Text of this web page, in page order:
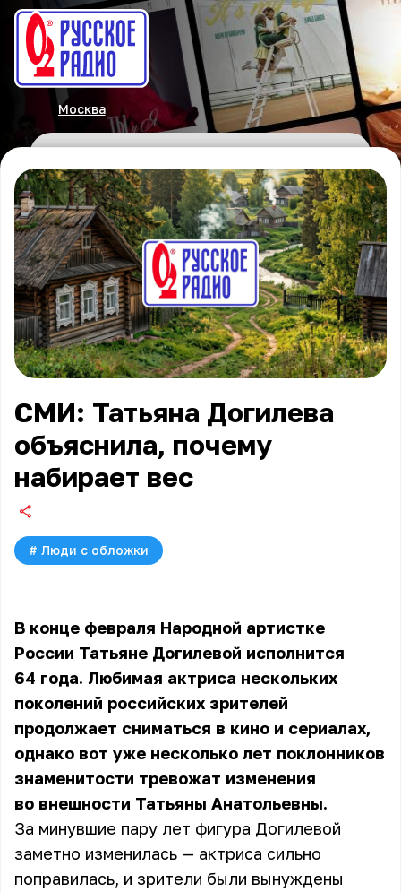
Москва
СМИ: Татьяна Догилева
объяснила, почему
набирает вес
# Люди с обложки
В конце февраля Народной артистке
России Татьяне Догилевой исполнится
64 года. Любимая актриса нескольких
поколений российских зрителей
продолжает сниматься в кино и сериалах,
однако вот уже несколько лет поклонников
знаменитости тревожат изменения
во внешности Татьяны Анатольевны.
За минувшие пару лет фигура Догилевой
заметно изменилась — актриса сильно
поправилась, и зрители были вынуждены